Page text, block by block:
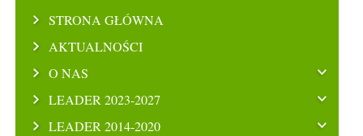
STRONA GŁÓWNA
AKTUALNOŚCI
O NAS
LEADER 2023-2027
LEADER 2014-2020